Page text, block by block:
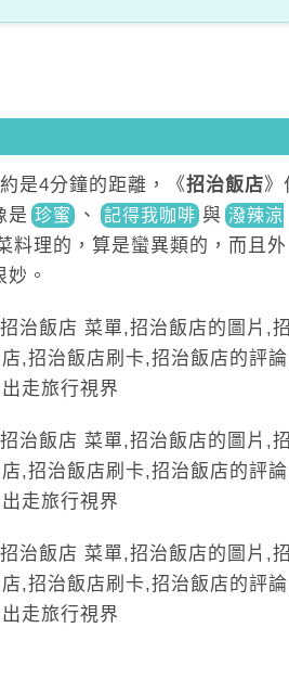
是4分鐘的距離，《招治飯店》
是 珍蜜 、 記得我咖啡 與 潑辣涼
料理的，算是蠻異類的，而且外
。